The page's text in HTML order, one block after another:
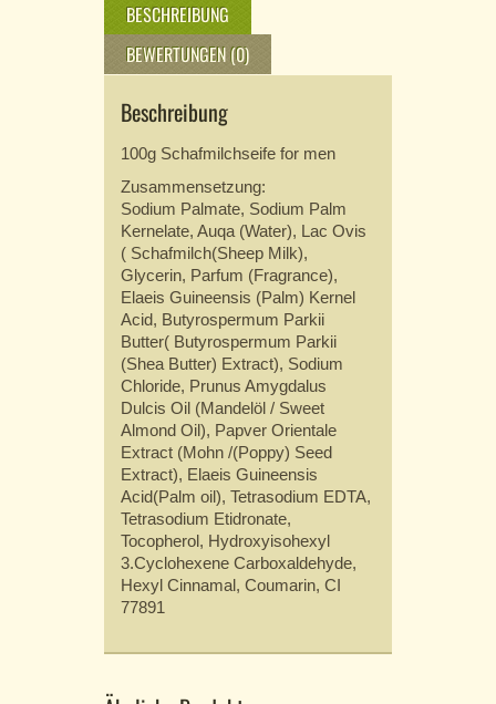
BESCHREIBUNG
BEWERTUNGEN (0)
Beschreibung
100g Schafmilchseife for men
Zusammensetzung:
Sodium Palmate, Sodium Palm
Kernelate, Auqa (Water), Lac Ovis
( Schafmilch(Sheep Milk),
Glycerin, Parfum (Fragrance),
Elaeis Guineensis (Palm) Kernel
Acid, Butyrospermum Parkii
Butter( Butyrospermum Parkii
(Shea Butter) Extract), Sodium
Chloride, Prunus Amygdalus
Dulcis Oil (Mandelöl / Sweet
Almond Oil), Papver Orientale
Extract (Mohn /(Poppy) Seed
Extract), Elaeis Guineensis
Acid(Palm oil), Tetrasodium EDTA,
Tetrasodium Etidronate,
Tocopherol, Hydroxyisohexyl
3.Cyclohexene Carboxaldehyde,
Hexyl Cinnamal, Coumarin, CI
77891